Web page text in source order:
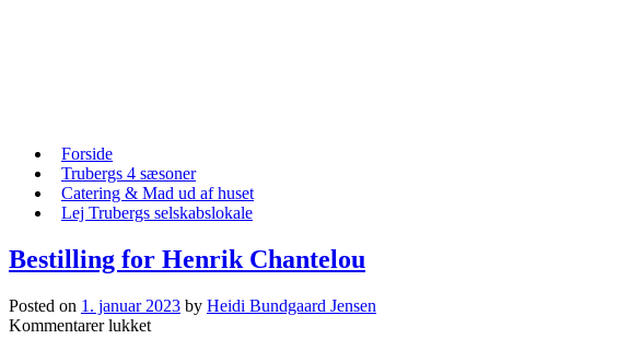
Skip
content
Forside
Trubergs 4 sæsoner
Catering & Mad ud af huset
Lej Trubergs selskabslokale
Bestilling for Henrik Chantelou
Posted on 1. januar 2023 by Heidi Bundgaard Jensen
Kommentarer lukkettil